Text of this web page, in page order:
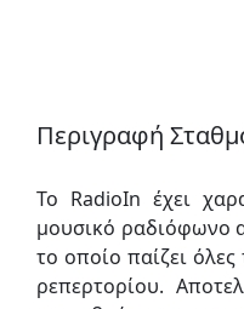
Περιγραφή
Το RadioIn έχει
μουσικό ραδιόφωνο
το οποίο παίζει όλες
ρεπερτορίου.